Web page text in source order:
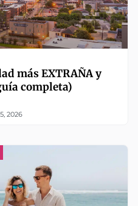
más EXTRAÑA y
completa)
2026